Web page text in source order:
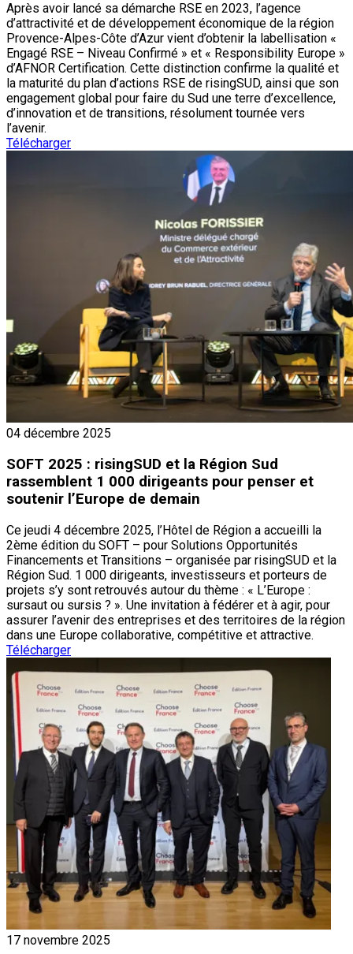
Après avoir lancé sa démarche RSE en 2023, l’agence
d’attractivité et de développement économique de la région
Provence-Alpes-Côte d’Azur vient d’obtenir la labellisation «
Engagé RSE – Niveau Confirmé » et « Responsibility Europe »
d’AFNOR Certification. Cette distinction confirme la qualité et
la maturité du plan d’actions RSE de risingSUD, ainsi que son
engagement global pour faire du Sud une terre d’excellence,
d’innovation et de transitions, résolument tournée vers
l’avenir.
Télécharger
04 décembre 2025
SOFT 2025 : risingSUD et la Région Sud
rassemblent 1 000 dirigeants pour penser et
soutenir l’Europe de demain
Ce jeudi 4 décembre 2025, l’Hôtel de Région a accueilli la
2ème édition du SOFT – pour Solutions Opportunités
Financements et Transitions – organisée par risingSUD et la
Région Sud. 1 000 dirigeants, investisseurs et porteurs de
projets s’y sont retrouvés autour du thème : « L’Europe :
sursaut ou sursis ? ». Une invitation à fédérer et à agir, pour
assurer l’avenir des entreprises et des territoires de la région
dans une Europe collaborative, compétitive et attractive.
Télécharger
17 novembre 2025